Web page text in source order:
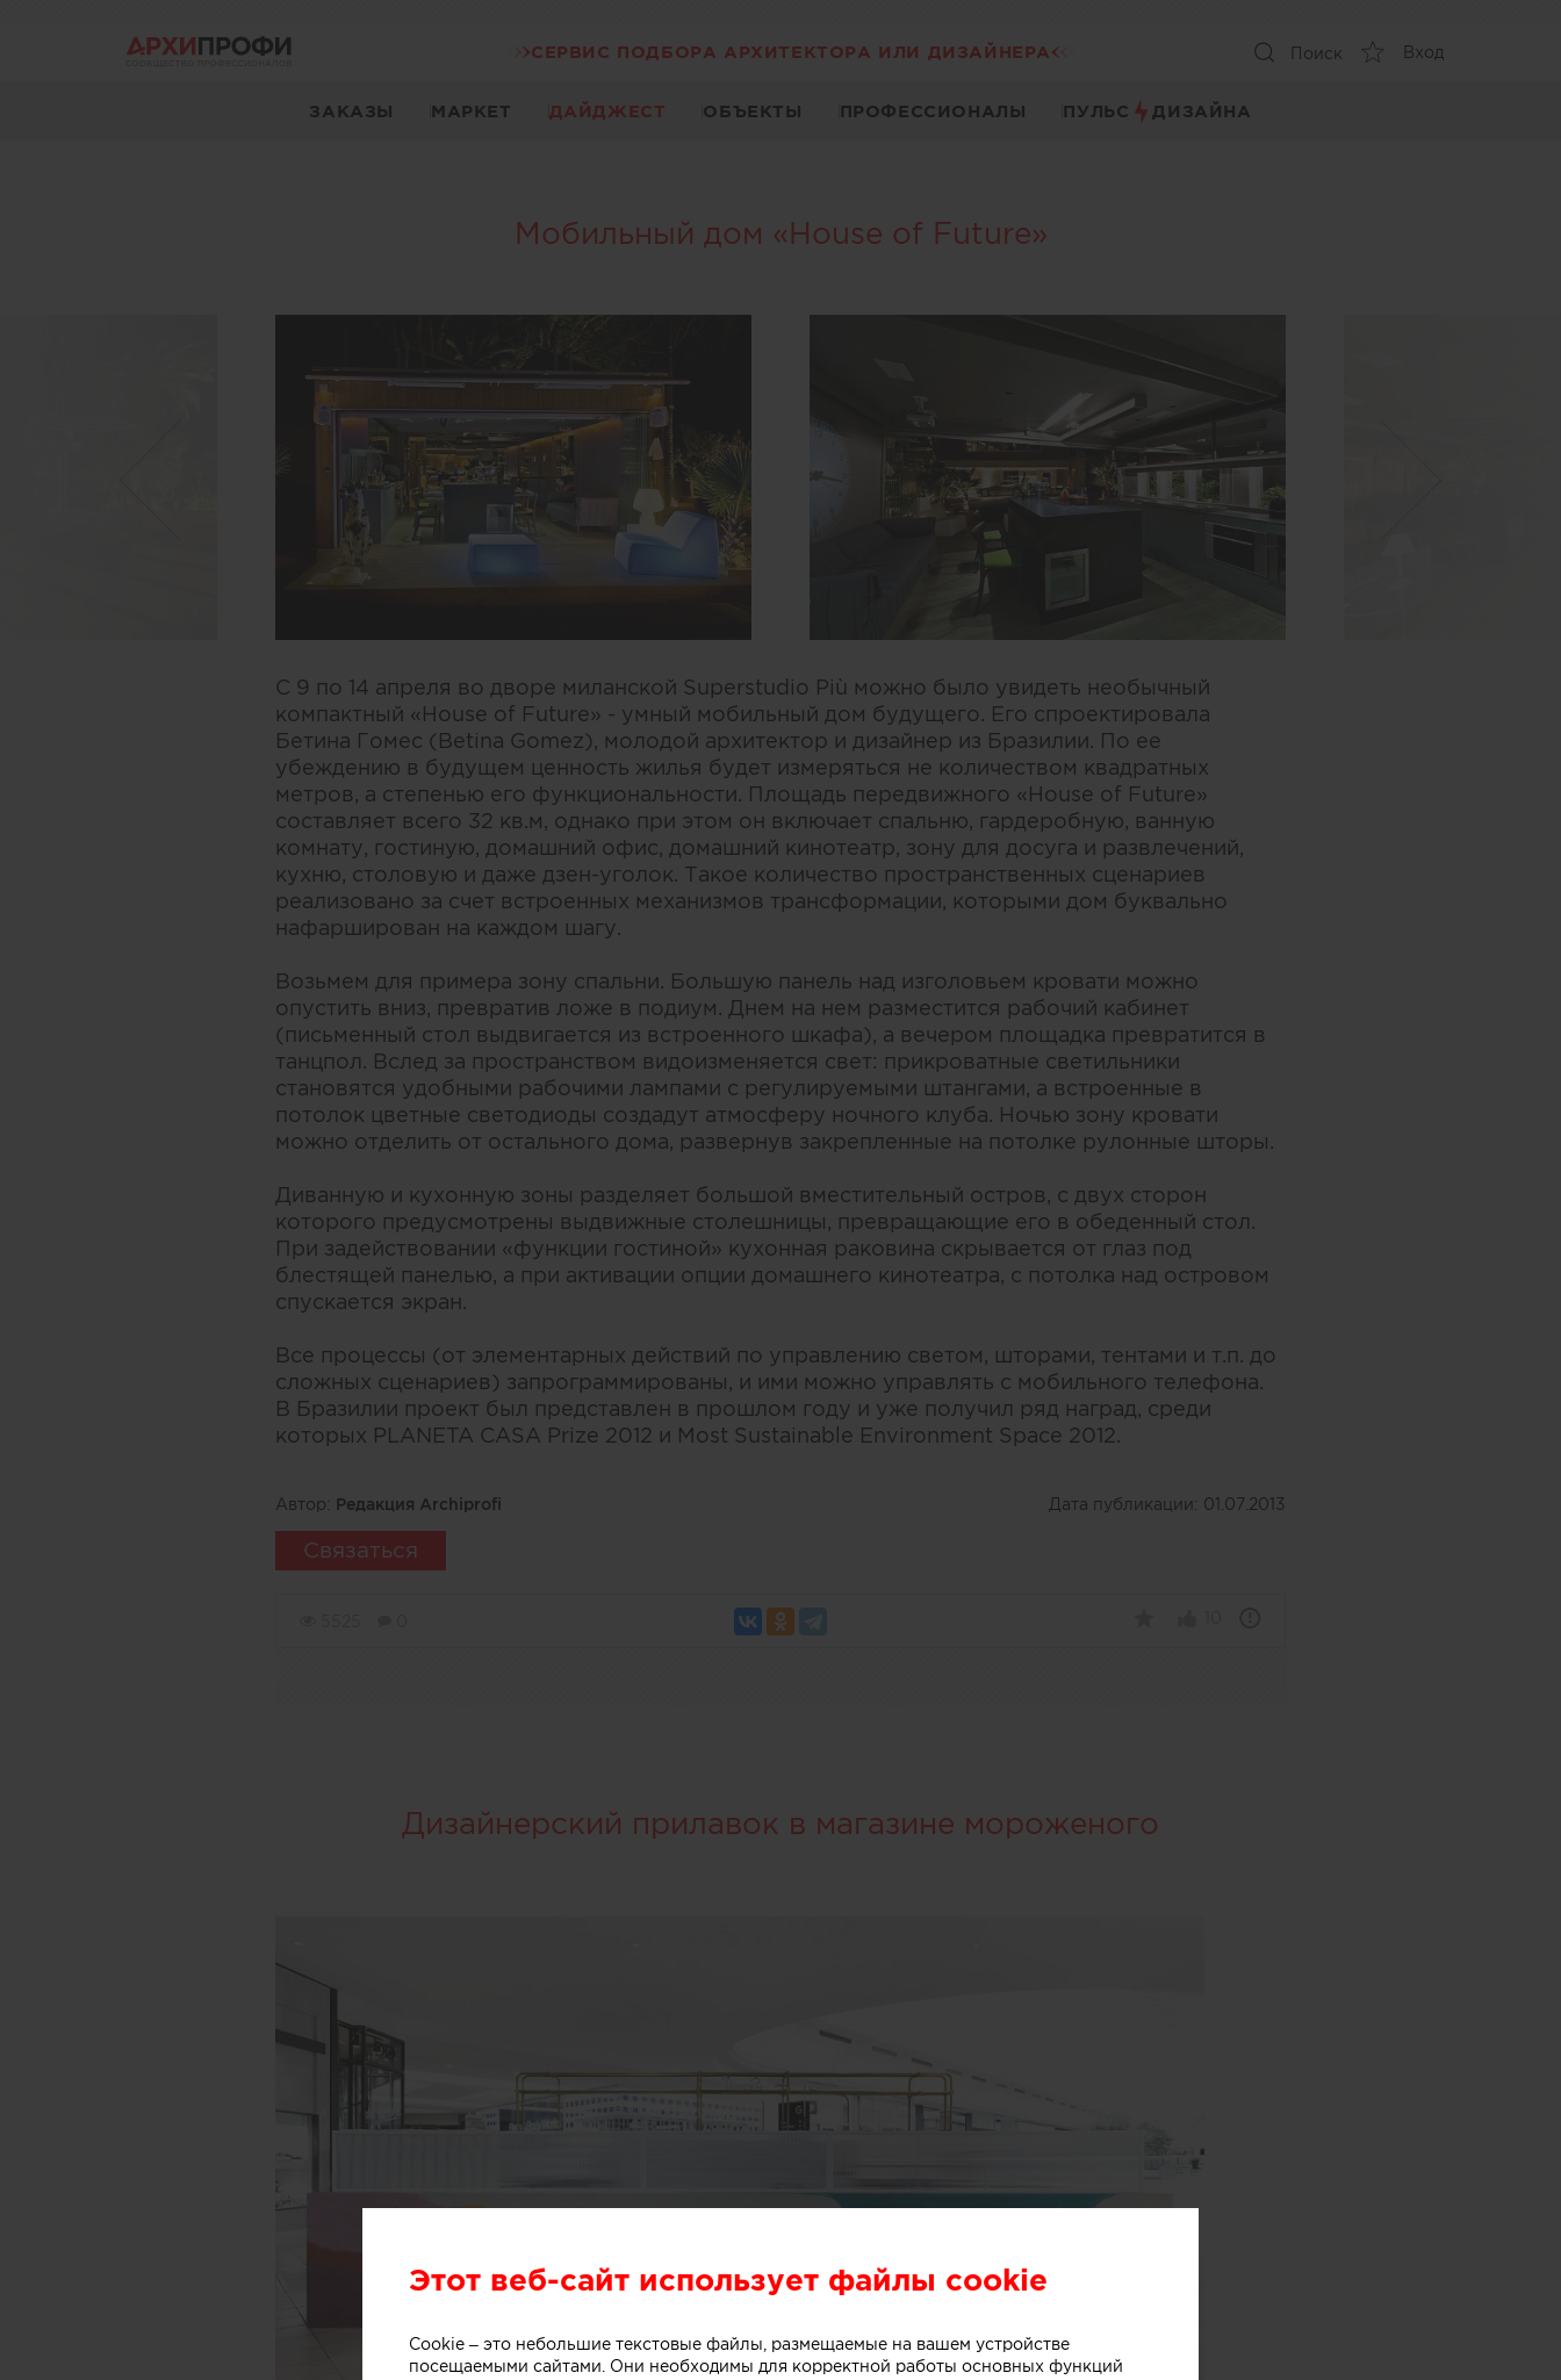
СЕРВИС ПОДБОРА АРХИТЕКТОРА ИЛИ ДИЗАЙНЕРА Поиск Вход
ЗАКАЗЫ МАРКЕТ ДАЙДЖЕСТ ОБЪЕКТЫ ПРОФЕССИОНАЛЫ ПУЛЬС ДИЗАЙНА
Мобильный дом «House of Future»
С 9 по 14 апреля во дворе миланской Superstudio Più можно было увидеть необычный
компактный «House of Future» - умный мобильный дом будущего. Его спроектировала
Бетина Гомес (Betina Gomez), молодой архитектор и дизайнер из Бразилии. По ее
убеждению в будущем ценность жилья будет измеряться не количеством квадратных
метров, а степенью его функциональности. Площадь передвижного «House of Future»
составляет всего 32 кв.м, однако при этом он включает спальню, гардеробную, ванную
комнату, гостиную, домашний офис, домашний кинотеатр, зону для досуга и развлечений,
кухню, столовую и даже дзен-уголок. Такое количество пространственных сценариев
реализовано за счет встроенных механизмов трансформации, которыми дом буквально
нафарширован на каждом шагу.
Возьмем для примера зону спальни. Большую панель над изголовьем кровати можно
опустить вниз, превратив ложе в подиум. Днем на нем разместится рабочий кабинет
(письменный стол выдвигается из встроенного шкафа), а вечером площадка превратится в
танцпол. Вслед за пространством видоизменяется свет: прикроватные светильники
становятся удобными рабочими лампами с регулируемыми штангами, а встроенные в
потолок цветные светодиоды создадут атмосферу ночного клуба. Ночью зону кровати
можно отделить от остального дома, развернув закрепленные на потолке рулонные шторы.
Диванную и кухонную зоны разделяет большой вместительный остров, с двух сторон
которого предусмотрены выдвижные столешницы, превращающие его в обеденный стол.
При задействовании «функции гостиной» кухонная раковина скрывается от глаз под
блестящей панелью, а при активации опции домашнего кинотеатра, с потолка над островом
спускается экран.
Все процессы (от элементарных действий по управлению светом, шторами, тентами и т.п. до
сложных сценариев) запрограммированы, и ими можно управлять с мобильного телефона.
В Бразилии проект был представлен в прошлом году и уже получил ряд наград, среди
которых PLANETA CASA Prize 2012 и Most Sustainable Environment Space 2012.
Автор: Редакция Archiprofi Дата публикации: 01.07.2013
Связаться
Дизайнерский прилавок в магазине мороженого
Этот веб-сайт использует файлы cookie
Cookie – это небольшие текстовые файлы, размещаемые на вашем устройстве
посещаемыми сайтами. Они необходимы для корректной работы основных функций